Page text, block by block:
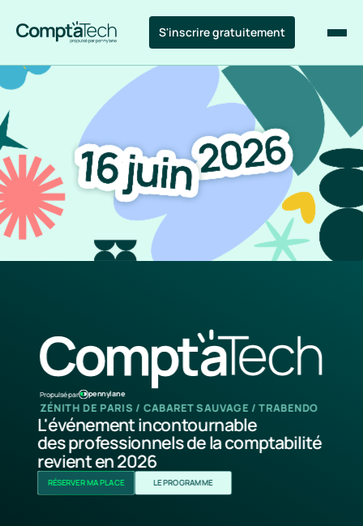
S'inscrire gratuitement
Propulsé par pennylane
ZÉNITH DE PARIS / CABARET SAUVAGE / TRABENDO
L'événement incontournable
des professionnels de la comptabilité
revient en 2026
RÉSERVER MA PLACE LE PROGRAMME